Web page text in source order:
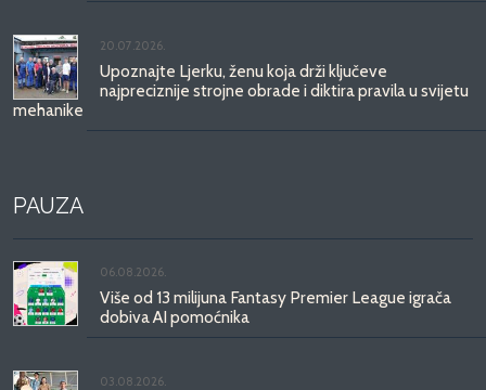
20.07.2026.
Upoznajte Ljerku, ženu koja drži ključeve
najpreciznije strojne obrade i diktira pravila u svijetu
mehanike
PAUZA
06.08.2026.
Više od 13 milijuna Fantasy Premier League igrača
dobiva AI pomoćnika
03.08.2026.